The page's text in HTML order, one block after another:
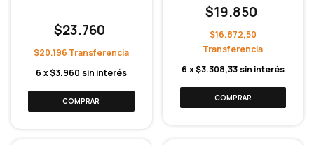
$23.760
$20.196
6 x$3.960 sin interés
$19.850
$16.872,50
6 x$3.308,33 sin interés